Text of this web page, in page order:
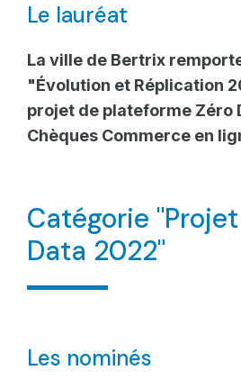
Le lauréat
La ville de Bertrix
"Évolution et Réplication
projet de plateforme Zéro
Chèques Commerce en
Catégorie
Data 2022"
Les nominés